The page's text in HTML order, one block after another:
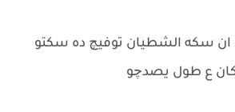
ان سكه الشطيان توفيچ ده سكتو
ع طول يصدچو